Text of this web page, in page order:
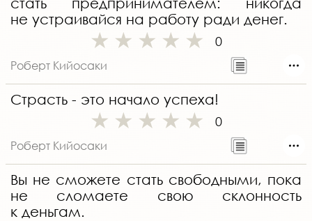
стать предпринимателем: никогда
не устраивайся на работу ради денег.
0
Роберт Кийосаки
Страсть - это начало успеха!
0
Роберт Кийосаки
Вы не сможете стать свободными, пока
не сломаете свою склонность
к деньгам.